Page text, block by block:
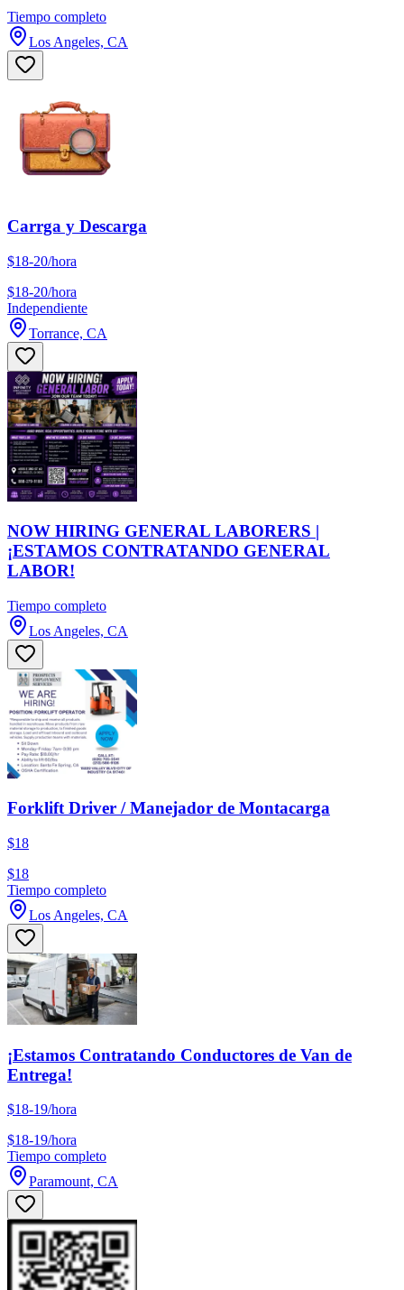
Tiempo completo
Los Angeles, CA
Carrga y Descarga
$18-20/hora
$18-20/hora
Independiente
Torrance, CA
NOW HIRING GENERAL LABORERS |
¡ESTAMOS CONTRATANDO GENERAL
LABOR!
Tiempo completo
Los Angeles, CA
Forklift Driver / Manejador de Montacarga
$18
$18
Tiempo completo
Los Angeles, CA
¡Estamos Contratando Conductores de Van de
Entrega!
$18-19/hora
$18-19/hora
Tiempo completo
Paramount, CA